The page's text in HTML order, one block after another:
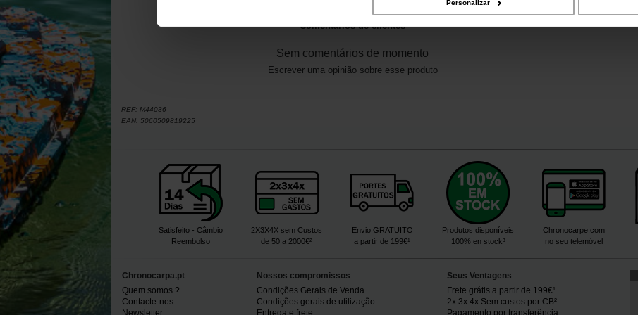
Personalizar
Comentários de clientes
Sem comentários de momento
Escrever uma opinião sobre esse produto
REF: M44036
EAN: 5060509819225
Satisfeito - Câmbio
Reembolso
2X3X4X sem Custos
de 50 a 2000€²
Envio GRATUITO
a partir de 199€¹
Produtos disponíveis
100% en stock³
Chronocarpe.com
no seu telemóvel
Chronocarpa.pt
Quem somos ?
Contacte-nos
Nossos compromissos
Condições Gerais de Venda
Condições gerais de utilização
Seus Ventagens
Frete grátis a partir de 199€¹
2x 3x 4x Sem custos por CB²